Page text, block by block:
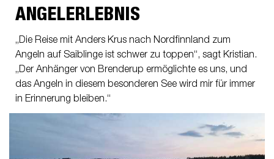
ANGELERLEBNIS
„Die Reise mit Anders Krus nach Nordfinnland zum
Angeln auf Saiblinge ist schwer zu toppen“, sagt Kristian.
„Der Anhänger von Brenderup ermöglichte es uns, und
das Angeln in diesem besonderen See wird mir für immer
in Erinnerung bleiben.“